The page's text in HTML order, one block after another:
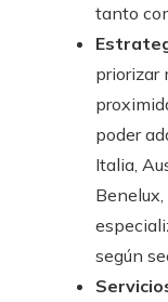
tanto
priorizar
poder
Italia,
según